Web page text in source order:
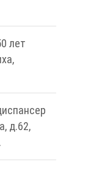
лет
д.62,